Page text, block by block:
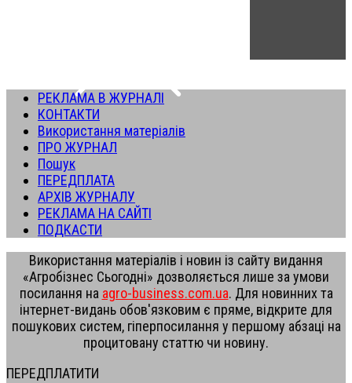
РЕКЛАМА В ЖУРНАЛІ
КОНТАКТИ
Використання матеріалів
ПРО ЖУРНАЛ
Пошук
ПЕРЕДПЛАТА
АРХІВ ЖУРНАЛУ
РЕКЛАМА НА САЙТІ
ПОДКАСТИ
Використання матеріалів і новин із сайту видання
«Агробізнес Сьогодні» дозволяється лише за умови
посилання на agro-business.com.ua. Для новинних та
інтернет-видань обов'язковим є пряме, відкрите для
пошукових систем, гіперпосилання у першому абзаці на
процитовану статтю чи новину.
ПЕРЕДПЛАТИТИ